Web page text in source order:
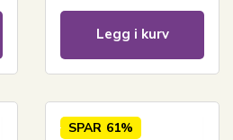
Legg i kurv
SPAR 61%